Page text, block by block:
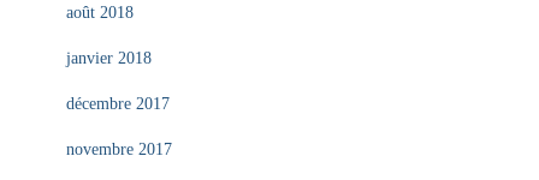
août 2018
janvier 2018
décembre 2017
novembre 2017